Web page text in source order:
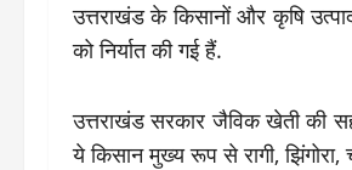
उत्तराखंड के किसानों और कृषि
को निर्यात की गई हैं.
उत्तराखंड सरकार जैविक खेती की
ये किसान मुख्य रूप से रागी,